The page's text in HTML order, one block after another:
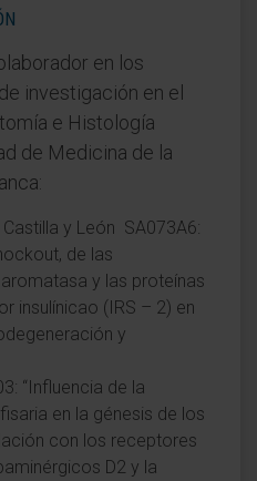
en los
investigación en el
e Histología
de Medicina de la
y León SA073A6:
de las
y las proteínas
insulínicao (IRS – 2) en
y
“Influencia de la
en la génesis de los
con los receptores
D2 y la